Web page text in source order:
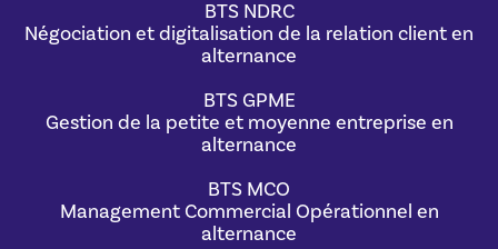
BTS NDRC
Négociation et digitalisation de la relation client en
alternance
BTS GPME
Gestion de la petite et moyenne entreprise en
alternance
BTS MCO
Management Commercial Opérationnel en
alternance